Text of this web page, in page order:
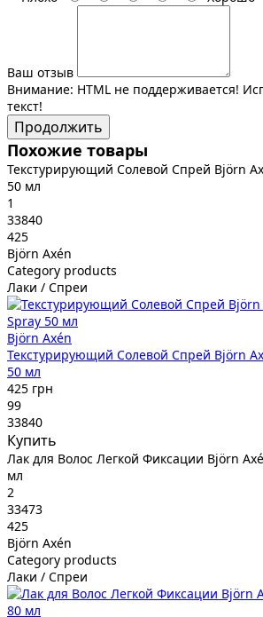
Ваш отзыв
Внимание: HTML не поддерживается!
текст!
Продолжить
Похожие товары
Текстурирующий Солевой Спрей Björn
50 мл
1
33840
425
Björn Axén
Category products
Лаки / Спреи
Björn Axén
Текстурирующий Солевой Спрей Björn
50 мл
425 грн
99
33840
Купить
Лак для Волос Легкой Фиксации Björn
мл
2
33473
425
Björn Axén
Category products
Лаки / Спреи